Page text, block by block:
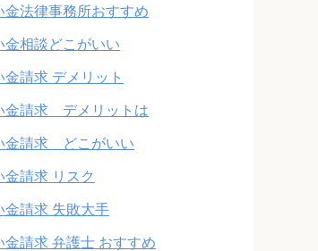
金法律事務所おすすめ
金相談どこがいい
金請求 デメリット
金請求 デメリットは
金請求 どこがいい
金請求 リスク
金請求 失敗大手
金請求 弁護士 おすすめ